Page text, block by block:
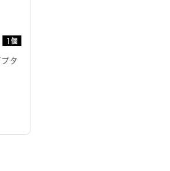
1個
タ